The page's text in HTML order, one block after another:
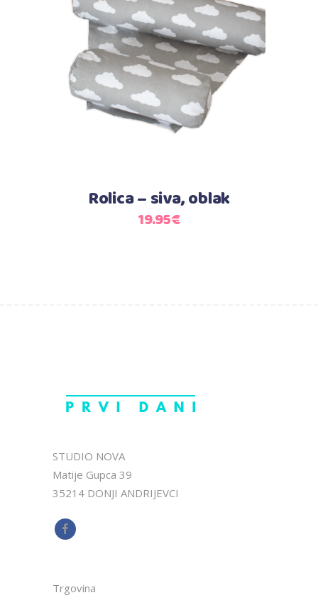
Dodaj u košaricu
Rolica – siva, oblak
19.95€
STUDIO NOVA
Matije Gupca 39
35214 DONJI ANDRIJEVCI
Trgovina